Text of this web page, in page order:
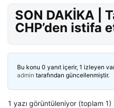
SON DAKİKA |
CHP’den istifa
Bu konu 0 yanıt içerir, 1 izleyen
admin tarafından güncellenmiştir.
1 yazı görüntüleniyor (toplam 1)